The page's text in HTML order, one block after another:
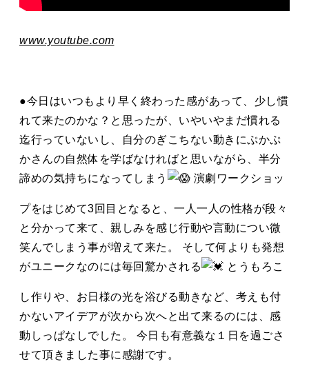
www.youtube.com
●今日はいつもより早く終わった感があって、少し慣
れて来たのかな？と思ったが、いやいやまだ慣れる
迄行っていないし、自分のぎこちない動きにぷかぷ
かさんの自然体を学ばなければと思いながら、半分
諦めの気持ちになってしまう
演劇ワークショッ
プをはじめて3回目となると、一人一人の性格が段々
と分かって来て、親しみを感じ行動や言動につい微
笑んでしまう事が増えて来た。 そして何よりも発想
がユニークなのには毎回驚かされる
とうもろこ
し作りや、お日様の光を浴びる動きなど、考えも付
かないアイデアが次から次へと出て来るのには、感
動しっぱなしでした。 今日も有意義な１日を過ごさ
せて頂きました事に感謝です。